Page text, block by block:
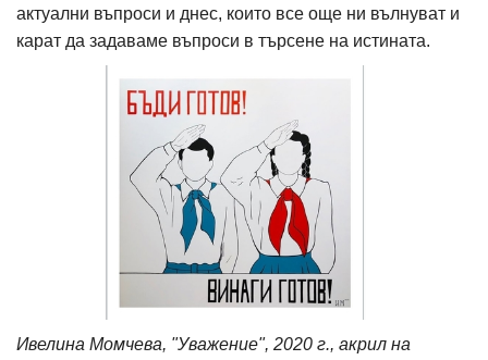
актуални въпроси и днес, които все още ни вълнуват и
карат да задаваме въпроси в търсене на истината.
Ивелина Момчева, "Уважение", 2020 г., акрил на